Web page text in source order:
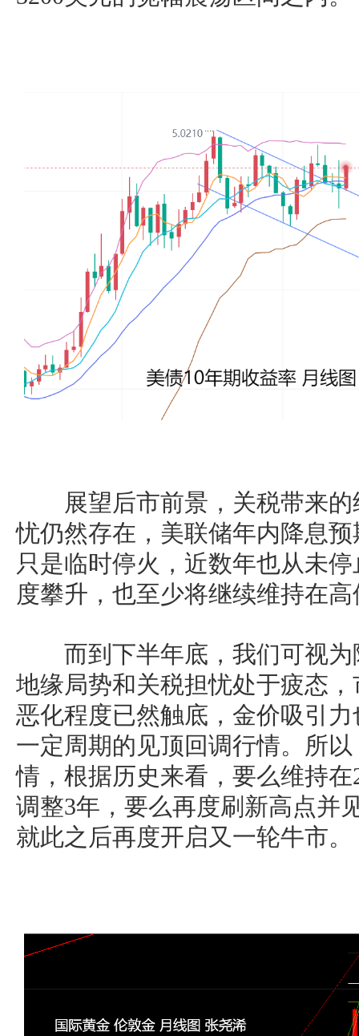
展望后市前景，关税带来的
忧仍然存在，美联储年内降息
只是临时停火，近数年也从未
度攀升，也至少将继续维持在
而到下半年底，我们可视为
地缘局势和关税担忧处于疲态
恶化程度已然触底，金价吸引
一定周期的见顶回调行情。所
情，根据历史来看，要么维持在
调整3年，要么再度刷新高点并
就此之后再度开启又一轮牛市。